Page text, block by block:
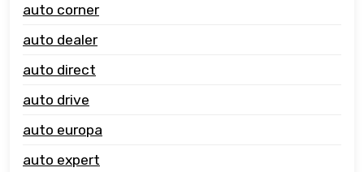
auto corner
auto dealer
auto direct
auto drive
auto europa
auto expert